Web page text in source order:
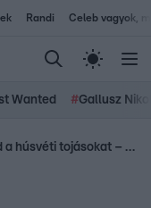
Randi Celeb vagyok,
Wanted #Gallusz
Meglepő, mivel festheted a húsvéti tojásokat – nem kell bolti festék